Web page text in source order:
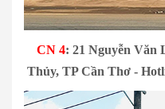
CN 4: 21 Nguyễn Văn
Thủy, TP Cần Thơ -